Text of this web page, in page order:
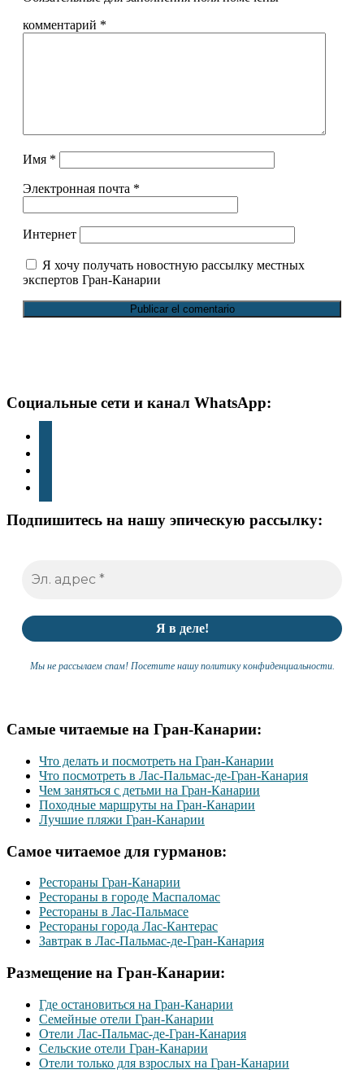
комментарий *
Имя *
Электронная почта *
Интернет
Я хочу получать новостную рассылку местных
экспертов Гран-Канарии
нижний
колонтитул
Социальные сети и канал WhatsApp:
Подпишитесь на нашу эпическую рассылку:
Мы не рассылаем спам! Посетите нашу политику конфиденциальности.
Самые читаемые на Гран-Канарии:
Что делать и посмотреть на Гран-Канарии
Что посмотреть в Лас-Пальмас-де-Гран-Канария
Чем заняться с детьми на Гран-Канарии
Походные маршруты на Гран-Канарии
Лучшие пляжи Гран-Канарии
Самое читаемое для гурманов:
Рестораны Гран-Канарии
Рестораны в городе Маспаломас
Рестораны в Лас-Пальмасе
Рестораны города Лас-Кантерас
Завтрак в Лас-Пальмас-де-Гран-Канария
Размещение на Гран-Канарии:
Где остановиться на Гран-Канарии
Семейные отели Гран-Канарии
Отели Лас-Пальмас-де-Гран-Канария
Сельские отели Гран-Канарии
Отели только для взрослых на Гран-Канарии